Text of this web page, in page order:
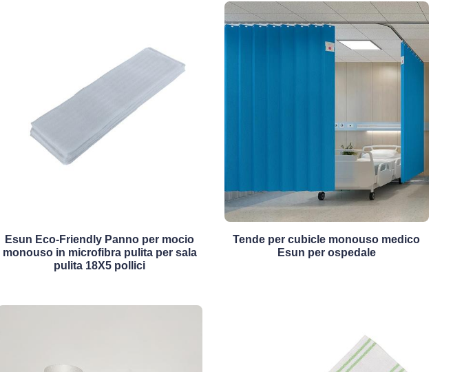
Esun Eco-Friendly Panno per mocio
monouso in microfibra pulita per sala
pulita 18X5 pollici
Tende per cubicle monouso medico
Esun per ospedale